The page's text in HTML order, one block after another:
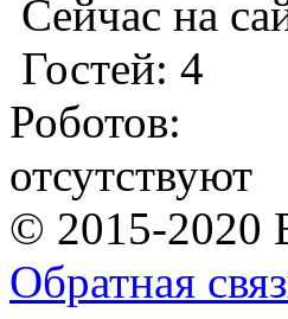
Сейчас на
Гостей: 4
Роботов:
отсутствуют
© 2015-2020
Обратная